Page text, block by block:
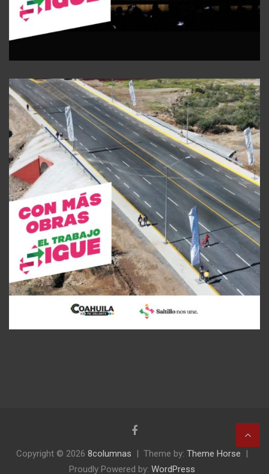
Copyright © 2026 8columnas Theme by: Theme Horse
Proudly Powered by: WordPress